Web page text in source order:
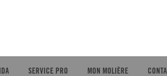
SERVICE PRO MON MOLIÈRE